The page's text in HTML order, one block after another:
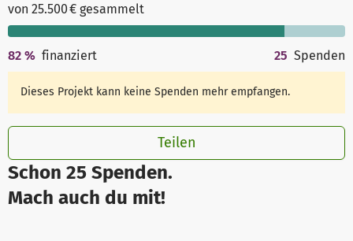
Schon 25 Spenden.
Mach auch du mit!
von 25.500 € gesammelt
82 % finanziert 25 Spenden
Dieses Projekt kann keine Spenden mehr empfangen.
Teilen